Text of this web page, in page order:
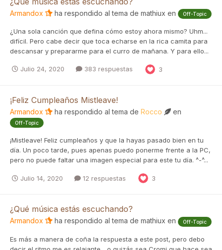
Armandox ha respondido al tema de mathiux en Off-Topic
¿Una sola canción que defina cómo estoy ahora mismo? Uhm...
difícil. Pero cabe decir que toca echarse en la rica camita para
descansar y prepararme para el curro de mañana. Y para ello...
Julio 24, 2020 383 respuestas 3
¡Feliz Cumpleaños Mistleave!
Armandox ha respondido al tema de Rocco en
Off-Topic
¡Mistleave! Feliz cumpleaños y que la hayas pasado bien en tu
día. Un poco tarde, pues apenas puedo ponerme frente a la PC,
pero no puede faltar una imagen especial para este tu día. ^-^...
Julio 14, 2020 12 respuestas 3
¿Qué música estás escuchando?
Armandox ha respondido al tema de mathiux en Off-Topic
Es más a manera de coña la respuesta a este post, pero debo